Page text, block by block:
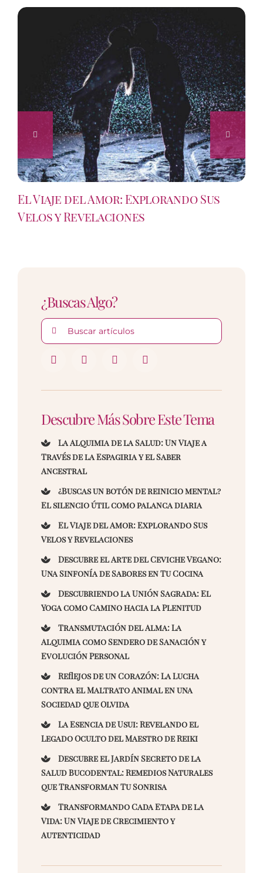
El Viaje del Amor: Explorando Sus
Velos y Revelaciones
¿Buscas Algo?
Buscar:
Descubre Más Sobre Este Tema
La Alquimia de la Salud: Un Viaje a
Través de la Espagiria y el Saber
Ancestral
¿Buscas un botón de reinicio mental?
El silencio útil como palanca diaria
El Viaje del Amor: Explorando Sus
Velos y Revelaciones
Descubre el Arte del Ceviche Vegano:
Una Sinfonía de Sabores en Tu Cocina
Descubriendo la Unión Sagrada: El
Yoga como Camino hacia la Plenitud
Transmutación del Alma: La
Alquimia como Sendero de Sanación y
Evolución Personal
Reflejos de un Corazón: La Lucha
contra el Maltrato Animal en una
Sociedad que Olvida
La Esencia de Usui: Revelando el
Legado Oculto del Maestro de Reiki
Descubre el Jardín Secreto de la
Salud Bucodental: Remedios Naturales
que Transforman Tu Sonrisa
Transformando Cada Etapa de la
Vida: Un Viaje de Crecimiento y
Autenticidad